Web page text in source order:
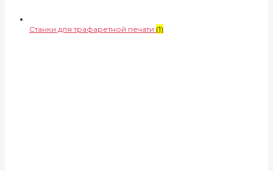
Станки для трафаретной печати (1)